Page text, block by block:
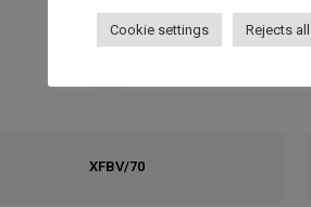
XFBV/70
Cookie settings Rejects all